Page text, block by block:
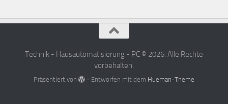
Technik - Hausautomatisierung - PC © 2026. Alle Rechte
vorbehalten.
Präsentiert von - Entworfen mit dem Hueman-Theme